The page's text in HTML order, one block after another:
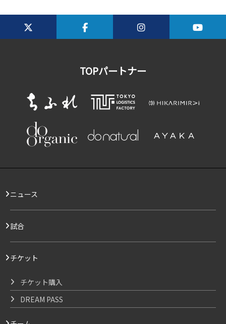
TOPパートナー
ニュース
試合
チケット
チケット購入
DREAM PASS